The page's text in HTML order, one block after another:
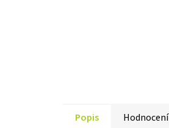
Popis Hodnocení